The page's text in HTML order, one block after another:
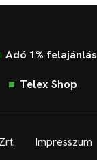
Adó 1% felajánlás
Telex Shop
Impresszum